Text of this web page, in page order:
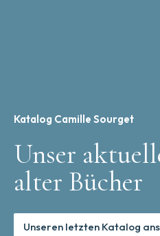
Katalog Camille Sourget
Unser
alter Bücher
Unseren letzten Katalog